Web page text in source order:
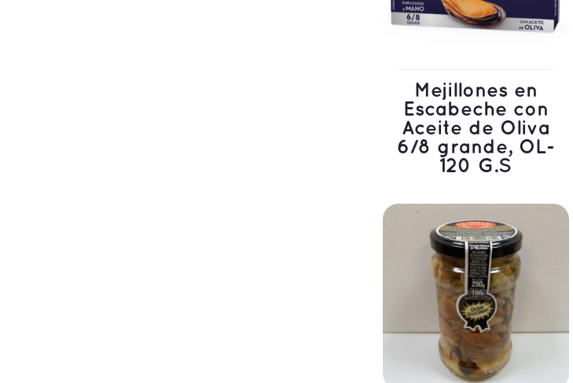
LEER MÁS
Mejillones en
Escabeche con
Aceite de Oliva
6/8 grande, OL-
120 G.S